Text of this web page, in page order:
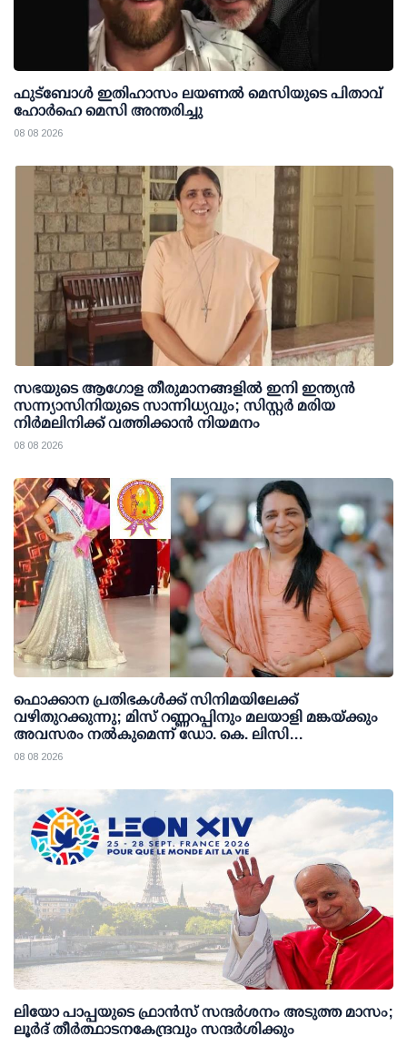
ഫുട്ബോൾ ഇതിഹാസം ലയണൽ മെസിയുടെ പിതാവ്
ഹോർഹെ മെസി അന്തരിച്ചു
08 08 2026
സഭയുടെ ആഗോള തീരുമാനങ്ങളിൽ ഇനി ഇന്ത്യൻ
സന്ന്യാസിനിയുടെ സാന്നിധ്യവും; സിസ്റ്റർ മരിയ
നിർമലിനിക്ക് വത്തിക്കാൻ നിയമനം
08 08 2026
ഫൊക്കാന പ്രതിഭകള്‍ക്ക് സിനിമയിലേക്ക്
വഴിതുറക്കുന്നു; മിസ് റണ്ണറപ്പിനും മലയാളി മങ്കയ്ക്കും
അവസരം നല്‍കുമെന്ന് ഡോ. കെ. ലിസി
ഫെര്‍ണാണ്ടസ്
08 08 2026
ലിയോ പാപ്പയുടെ ഫ്രാൻസ് സന്ദർശനം അടുത്ത മാസം;
ലൂർദ് തീർത്ഥാടനകേന്ദ്രവും സന്ദർശിക്കും